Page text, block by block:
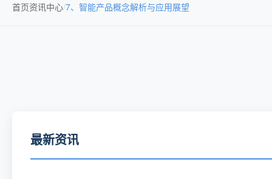
首页资讯中心/7、智能产品概念解析与应用展望
最新资讯